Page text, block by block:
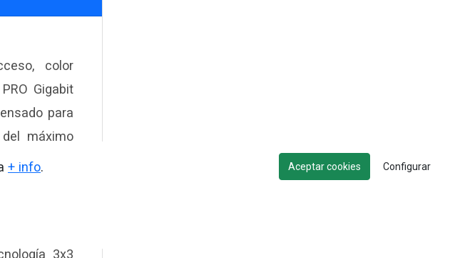
color
Gigabit
para
máximo
UniFi AC
3x3
+ info. Aceptar cookies Configurar